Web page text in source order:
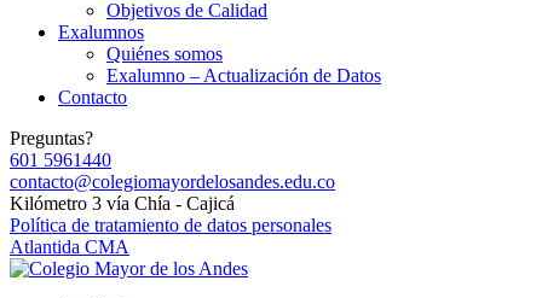
Objetivos de Calidad
Exalumnos
Quiénes somos
Exalumno – Actualización de Datos
Contacto
Preguntas?
601 5961440
contacto@colegiomayordelosandes.edu.co
Kilómetro 3 vía Chía - Cajicá
Política de tratamiento de datos personales
Atlantida CMA